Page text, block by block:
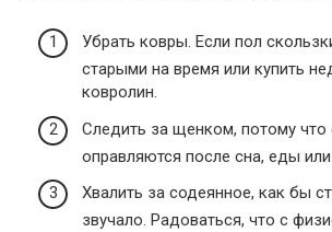
Убрать ковры. Если пол
старыми на время или купить
ковролин.
Следить за щенком, потому что
оправляются после сна, еды
Хвалить за содеянное, как бы
звучало. Радоваться, что с